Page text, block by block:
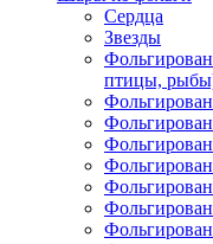
Сердца
Звезды
птицы,